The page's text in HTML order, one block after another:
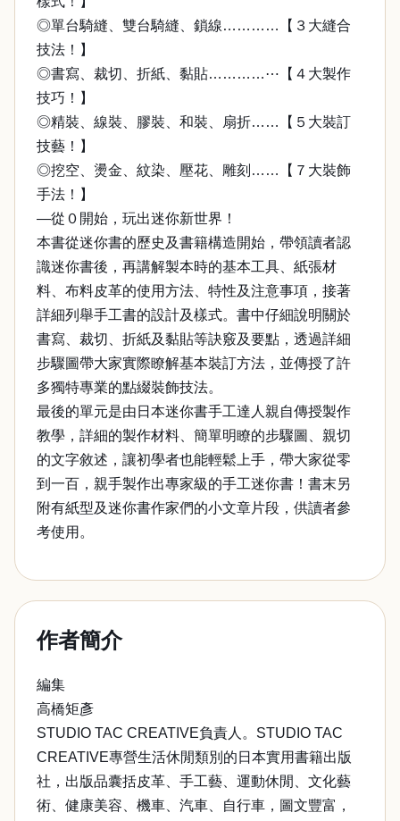
◎單台騎縫、雙台騎縫、鎖線…………【３大縫合
技法！】
◎書寫、裁切、折紙、黏貼…………⋯【４大製作
技巧！】
◎精裝、線裝、膠裝、和裝、扇折……【５大裝訂
技藝！】
◎挖空、燙金、紋染、壓花、雕刻……【７大裝飾
手法！】
—從０開始，玩出迷你新世界！
本書從迷你書的歷史及書籍構造開始，帶領讀者認
識迷你書後，再講解製本時的基本工具、紙張材
料、布料皮革的使用方法、特性及注意事項，接著
詳細列舉手工書的設計及樣式。書中仔細說明關於
書寫、裁切、折紙及黏貼等訣竅及要點，透過詳細
步驟圖帶大家實際瞭解基本裝訂方法，並傳授了許
多獨特專業的點綴裝飾技法。
最後的單元是由日本迷你書手工達人親自傳授製作
教學，詳細的製作材料、簡單明瞭的步驟圖、親切
的文字敘述，讓初學者也能輕鬆上手，帶大家從零
到一百，親手製作出專家級的手工迷你書！書末另
附有紙型及迷你書作家們的小文章片段，供讀者參
考使用。
作者簡介
編集
高橋矩彥
STUDIO TAC CREATIVE負責人。STUDIO TAC
CREATIVE專營生活休閒類別的日本實用書籍出版
社，出版品囊括皮革、手工藝、運動休閒、文化藝
術、健康美容、機車、汽車、自行車，圖文豐富，